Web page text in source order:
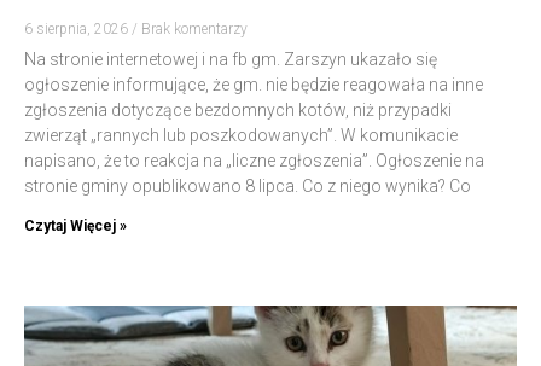
6 sierpnia, 2026 Brak komentarzy
Na stronie internetowej i na fb gm. Zarszyn ukazało się
ogłoszenie informujące, że gm. nie będzie reagowała na inne
zgłoszenia dotyczące bezdomnych kotów, niż przypadki
zwierząt „rannych lub poszkodowanych”. W komunikacie
napisano, że to reakcja na „liczne zgłoszenia”. Ogłoszenie na
stronie gminy opublikowano 8 lipca. Co z niego wynika? Co
Czytaj Więcej »